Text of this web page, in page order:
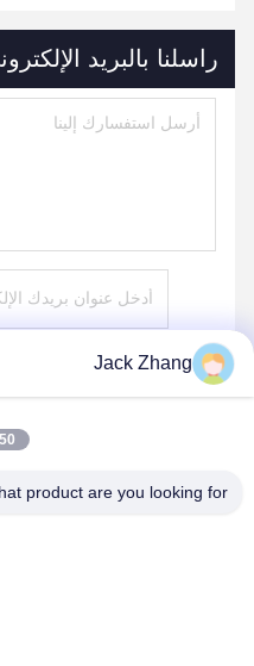
راسلنا بالبريد
Jack Zhang
PM
product are you looking for?